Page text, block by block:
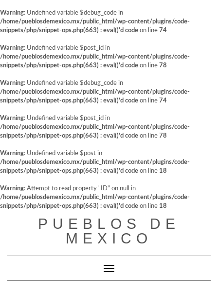
Warning: Undefined variable $debug_code in
/home/pueblosdemexico.mx/public_html/wp-content/plugins/code-
snippets/php/snippet-ops.php(663) : eval()'d code on line 74
Warning: Undefined variable $post_id in
/home/pueblosdemexico.mx/public_html/wp-content/plugins/code-
snippets/php/snippet-ops.php(663) : eval()'d code on line 78
Warning: Undefined variable $debug_code in
/home/pueblosdemexico.mx/public_html/wp-content/plugins/code-
snippets/php/snippet-ops.php(663) : eval()'d code on line 74
Warning: Undefined variable $post_id in
/home/pueblosdemexico.mx/public_html/wp-content/plugins/code-
snippets/php/snippet-ops.php(663) : eval()'d code on line 78
Warning: Undefined variable $post in
/home/pueblosdemexico.mx/public_html/wp-content/plugins/code-
snippets/php/snippet-ops.php(663) : eval()'d code on line 18
Warning: Attempt to read property "ID" on null in
/home/pueblosdemexico.mx/public_html/wp-content/plugins/code-
snippets/php/snippet-ops.php(663) : eval()'d code on line 18
PUEBLOS DE
MEXICO
Cambiar modo de navegación